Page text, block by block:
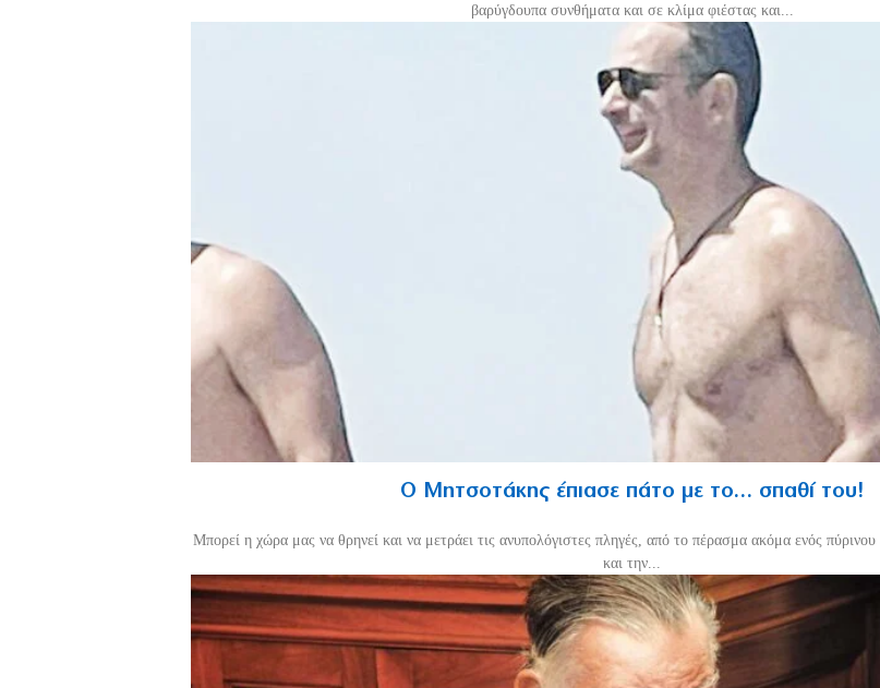
βαρύγδουπα συνθήματα και σε κλίμα φιέστας και...
Ο Μητσοτάκης έπιασε πάτο με το… σπαθί του!
Mπορεί η χώρα μας να θρηνεί και να μετράει τις ανυπολόγιστες πληγές, από το πέρασμα ακόμα ενός
και την...